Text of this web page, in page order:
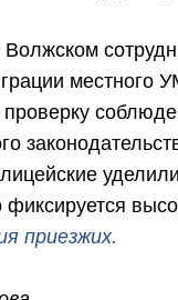
местного
фиксируется
приезжих.